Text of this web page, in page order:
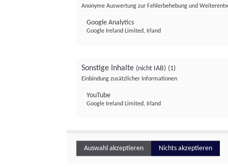
Anonyme Auswertung zur Fehlerbehebung und
Google Analytics
Google Ireland Limited, Irland
Sonstige Inhalte (nicht IAB) (1)
Einbindung zusätzlicher Informationen
YouTube
Google Ireland Limited, Irland
Auswahl akzeptieren Nichts akzeptieren